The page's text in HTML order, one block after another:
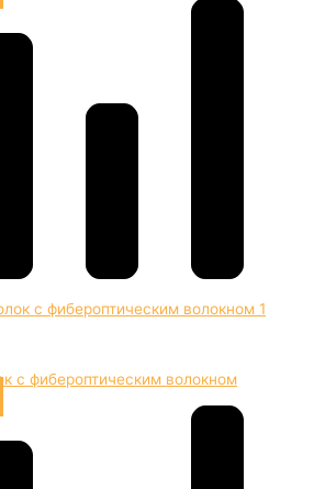
с фибероптическим волокном